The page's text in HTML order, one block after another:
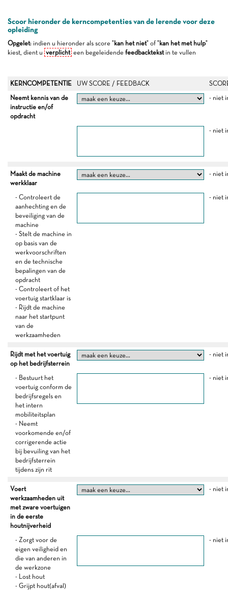
Scoor hieronder de kerncompetenties van de lerende voor deze
opleiding
Opgelet: indien u hieronder als score "kan het niet" of "kan het met hulp"
kiest, dient u verplicht een begeleidende feedbacktekstin te vullen
KERNCOMPETENTIE UW SCORE / FEEDBACK
Neemt kennis van de
instructie en/of
opdracht
- niet
- niet
Maakt de machine
werkklaar
- niet
- Controleert de
aanhechting en de
beveiliging van de
machine
- Stelt de machine in
op basis van de
werkvoorschriften
en de technische
bepalingen van de
opdracht
- Controleert of het
voertuig startklaar is
- Rijdt de machine
naar het startpunt
van de
werkzaamheden
- niet
Rijdt met het voertuig
op het bedrijfsterrein
- niet
- Bestuurt het
voertuig conform de
bedrijfsregels en
het intern
mobiliteitsplan
- Neemt
voorkomende en/of
corrigerende actie
bij bevuiling van het
bedrijfsterrein
tijdens zijn rit
- niet
Voert
werkzaamheden uit
met zware voertuigen
in de eerste
houtnijverheid
- niet
- Zorgt voor de
eigen veiligheid en
die van anderen in
de werkzone
- Lost hout
- Grijpt hout(afval)
- niet